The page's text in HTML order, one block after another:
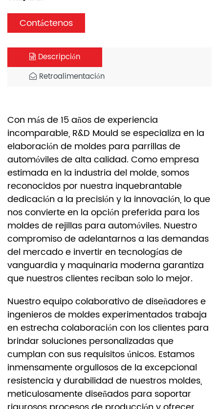
Contáctenos
Descripción
Retroalimentación
Con más de 15 años de experiencia
incomparable, R&D Mould se especializa en la
elaboración de moldes para parrillas de
automóviles de alta calidad. Como empresa
estimada en la industria del molde, somos
reconocidos por nuestra inquebrantable
dedicación a la precisión y la innovación, lo que
nos convierte en la opción preferida para los
moldes de rejillas para automóviles. Nuestro
compromiso de adelantarnos a las demandas
del mercado e invertir en tecnologías de
vanguardia y maquinaria moderna garantiza
que nuestros clientes reciban solo lo mejor.
Nuestro equipo colaborativo de diseñadores e
ingenieros de moldes experimentados trabaja
en estrecha colaboración con los clientes para
brindar soluciones personalizadas que
cumplan con sus requisitos únicos. Estamos
inmensamente orgullosos de la excepcional
resistencia y durabilidad de nuestros moldes,
meticulosamente diseñados para soportar